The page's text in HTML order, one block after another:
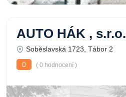
AUTO HÁK , s.r.o.
Soběslavská 1723, Tábor 2
0
( 0 hodnocení )